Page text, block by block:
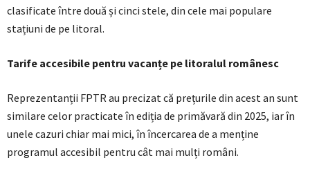
clasificate între două și cinci stele, din cele mai populare
stațiuni de pe litoral.
Tarife accesibile pentru vacanțe pe litoralul românesc
Reprezentanții FPTR au precizat că prețurile din acest an sunt
similare celor practicate în ediția de primăvară din 2025, iar în
unele cazuri chiar mai mici, în încercarea de a menține
programul accesibil pentru cât mai mulți români.